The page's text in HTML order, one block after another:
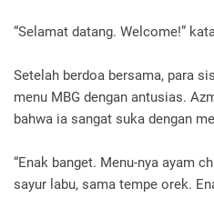
“Selamat datang. Welcome!”
Setelah berdoa bersama, para
menu MBG dengan antusias.
bahwa ia sangat suka dengan
“Enak banget. Menu-nya ayam
sayur labu, sama tempe orek.